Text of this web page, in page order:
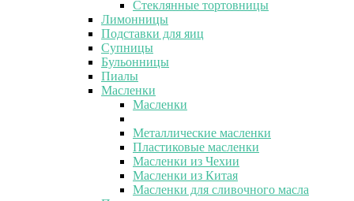
Стеклянные тортовницы
Лимонницы
Подставки для яиц
Супницы
Бульонницы
Пиалы
Масленки
Масленки
Металлические масленки
Пластиковые масленки
Масленки из Чехии
Масленки из Китая
Масленки для сливочного масла